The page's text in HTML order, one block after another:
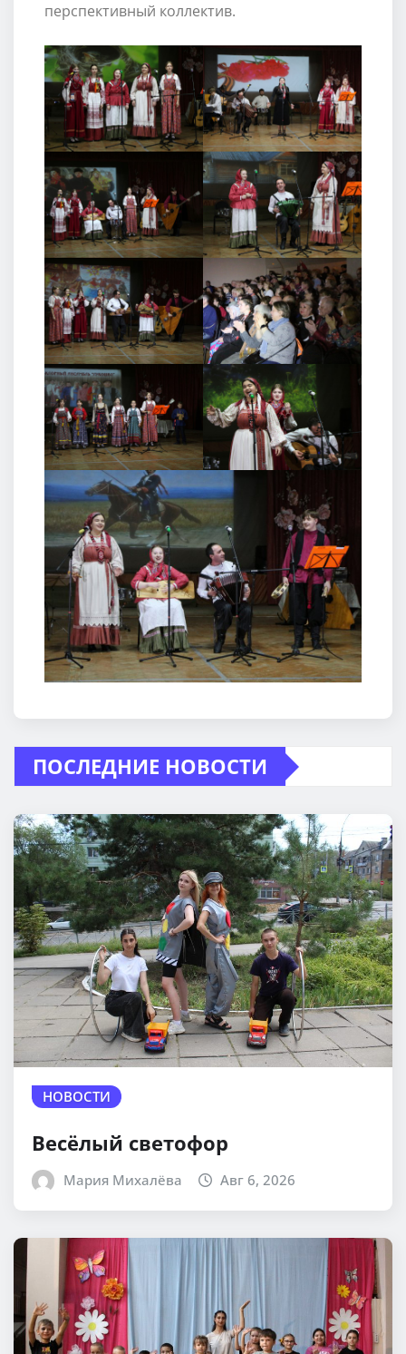
перспективный коллектив.
ПОСЛЕДНИЕ НОВОСТИ
НОВОСТИ
Весёлый светофор
Мария Михалёва Авг 6, 2026